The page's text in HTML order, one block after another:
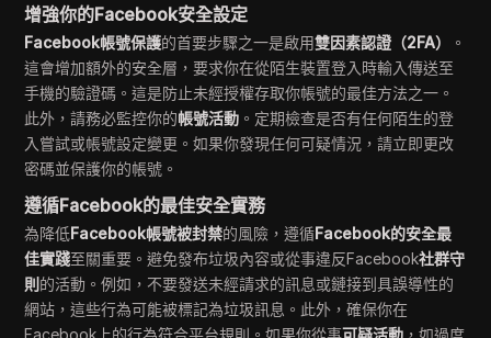
增強你的Facebook安全設定
Facebook帳號保護的首要步驟之一是啟用雙因素認證（2FA）
。
這會增加額外的安全層，要求你在從陌生裝置登入時輸入傳送至
手機的驗證碼。這是防止未經授權存取你帳號的最佳方法之一。
此外，請務必監控你的帳號活動 。定期檢查是否有任何陌生的登
入嘗試或帳號設定變更。如果你發現任何可疑情況，請立即更改
密碼並保護你的帳號。
遵循Facebook的最佳安全實務
為降低Facebook帳號被封禁的風險，遵循Facebook的安全最
佳實踐至關重要。避免發布垃圾內容或從事違反Facebook社群守
則 的活動。例如，不要發送未經請求的訊息或鏈接到具誤導性的
網站，這些行為可能被標記為垃圾訊息。此外，確保你在
Facebook上的行為符合平台規則。如果你從事可疑活動 ，如過度